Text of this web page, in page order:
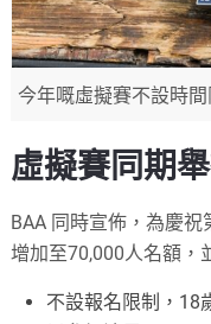
今年嘅虛擬賽不設時
虛擬賽同期
BAA 同時宣佈，為慶
增加至70,000人名額，
不設報名限制，18